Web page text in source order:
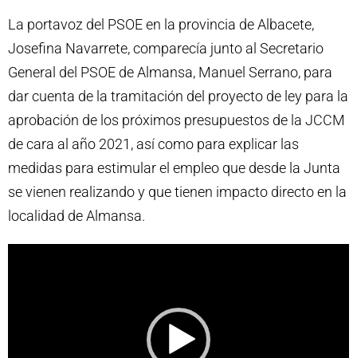
La portavoz del PSOE en la provincia de Albacete,
Josefina Navarrete, comparecía junto al Secretario
General del PSOE de Almansa, Manuel Serrano, para
dar cuenta de la tramitación del proyecto de ley para la
aprobación de los próximos presupuestos de la JCCM
de cara al año 2021, así como para explicar las
medidas para estimular el empleo que desde la Junta
se vienen realizando y que tienen impacto directo en la
localidad de Almansa.